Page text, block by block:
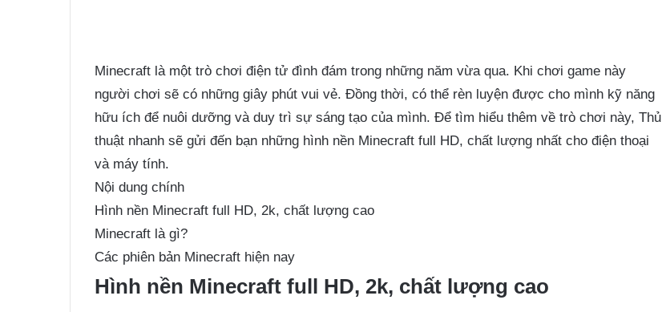
Minecraft là một trò chơi điện tử đình đám trong những năm vừa qua. Khi chơi game này
người chơi sẽ có những giây phút vui vẻ. Đồng thời, có thể rèn luyện được cho mình kỹ năng
hữu ích để nuôi dưỡng và duy trì sự sáng tạo của mình. Để tìm hiểu thêm về trò chơi này, Thủ
thuật nhanh sẽ gửi đến bạn những hình nền Minecraft full HD, chất lượng nhất cho điện thoại
và máy tính.
Nội dung chính
Hình nền Minecraft full HD, 2k, chất lượng cao
Minecraft là gì?
Các phiên bản Minecraft hiện nay
Hình nền Minecraft full HD, 2k, chất lượng cao